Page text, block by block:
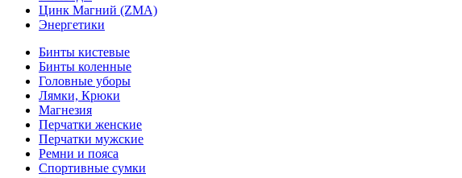
Цинк Магний (ZMA)
Энергетики
Бинты кистевые
Бинты коленные
Головные уборы
Лямки, Крюки
Магнезия
Перчатки женские
Перчатки мужские
Ремни и пояса
Спортивные сумки